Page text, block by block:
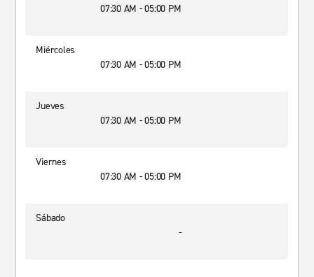
07:30 AM - 05:00 PM
Miércoles
07:30 AM - 05:00 PM
Jueves
07:30 AM - 05:00 PM
Viernes
07:30 AM - 05:00 PM
Sábado
-